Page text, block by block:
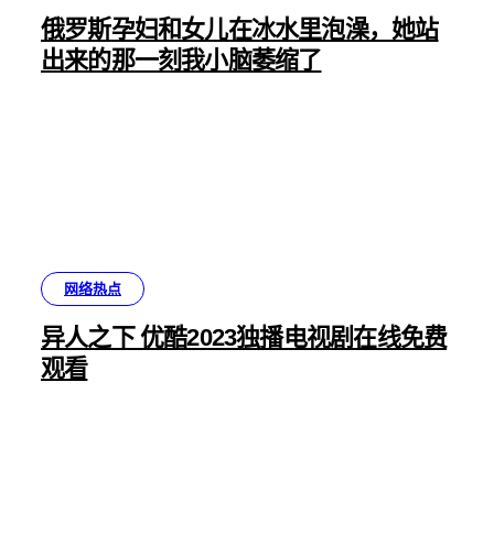
俄罗斯孕妇和女儿在冰水里泡澡，她站
出来的那一刻我小脑萎缩了
网络热点
异人之下 优酷2023独播电视剧在线免费
观看